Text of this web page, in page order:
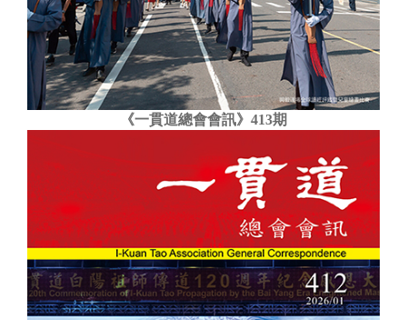
《一貫道總會會訊》413期